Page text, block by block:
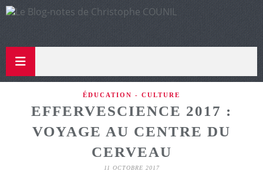
ÉDUCATION - CULTURE
EFFERVESCIENCE 2017 :
VOYAGE AU CENTRE DU
CERVEAU
11 OCTOBRE 2017